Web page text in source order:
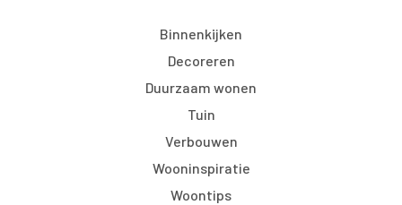
Binnenkijken
Decoreren
Duurzaam wonen
Tuin
Verbouwen
Wooninspiratie
Woontips